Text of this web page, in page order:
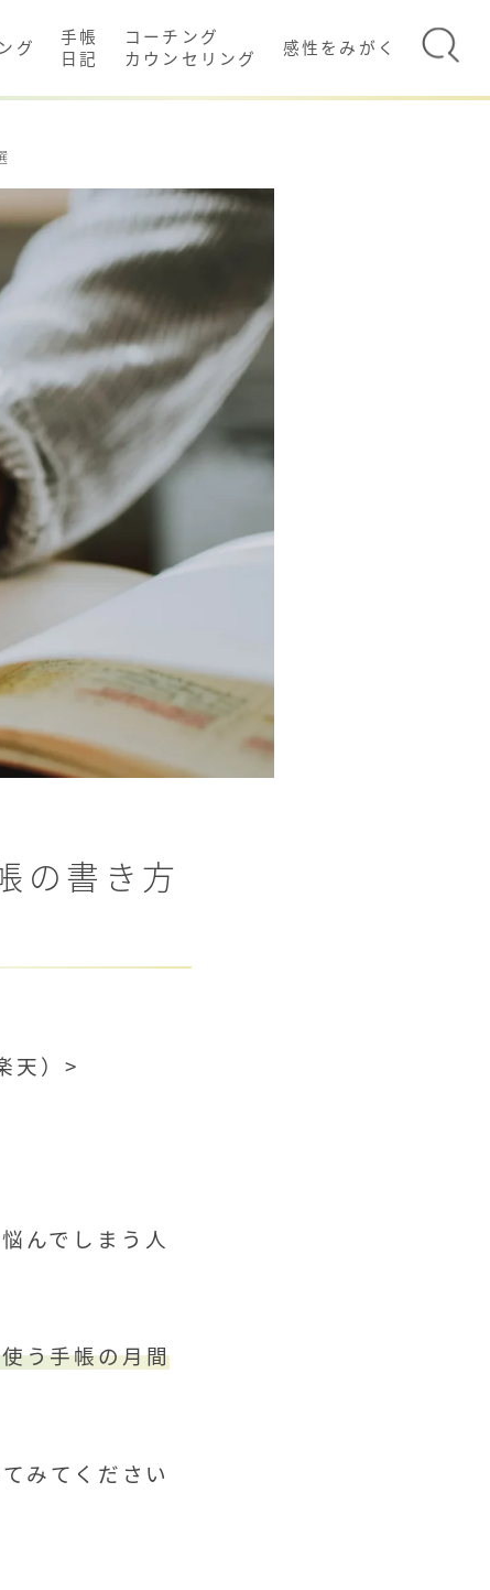
グ
手帳
日記
コーチング
カウンセリング
感性をみがく
の書き方
） >
んでしまう人
う手帳の月間
みてください